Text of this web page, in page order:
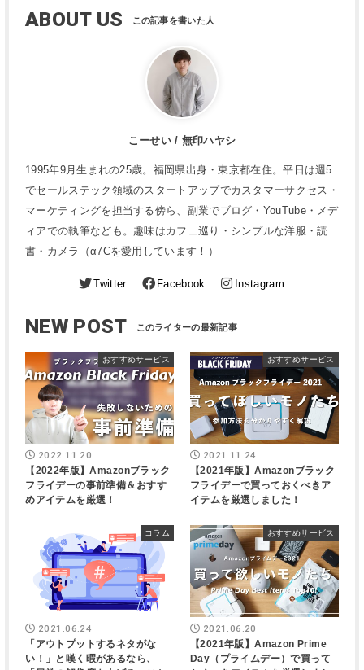
ABOUT US
こーせい / 無印ハヤシ
1995年9月生まれの25歳。福岡県出身・東京都在住。平日は週5
でセールステック領域のスタートアップでカスタマーサクセス・
マーケティングを担当する傍ら、副業でブログ・YouTube・メデ
ィアでの執筆なども。趣味はカフェ巡り・シンプルな洋服・読
書・カメラ（α7Cを愛用しています！）
Twitter Facebook Instagram
NEW POST
おすすめサービス
2022.11.20
【2022年版】Amazonブラック
フライデーの事前準備＆おすす
めアイテムを厳選！
おすすめサービス
2021.11.24
【2021年版】Amazonブラック
フライデーで買っておくべきア
イテムを厳選しました！
コラム
2021.06.24
「アウトプットするネタがな
い！」と嘆く暇があるなら、
おすすめサービス
2021.06.20
【2021年版】Amazon Prime
Day（プライムデー）で買って